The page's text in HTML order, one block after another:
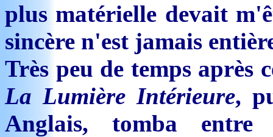
plus matérielle devait
sincère n'est jamais
Très peu de temps après
La Lumière Intérieure,
Anglais, tomba entre